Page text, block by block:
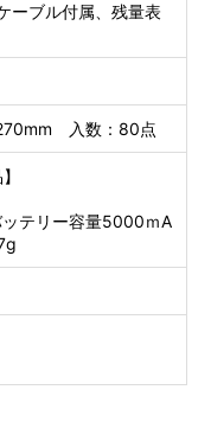
ーブル付属、残量表
入数：80点
テリー容量5000ｍA